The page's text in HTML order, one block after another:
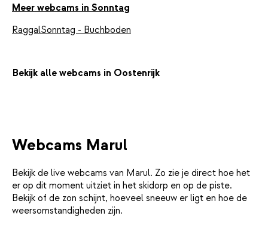
Meer webcams in Sonntag
RaggalSonntag - Buchboden
Bekijk alle webcams in Oostenrijk
Webcams Marul
Bekijk de live webcams van Marul. Zo zie je direct hoe het
er op dit moment uitziet in het skidorp en op de piste.
Bekijk of de zon schijnt, hoeveel sneeuw er ligt en hoe de
weersomstandigheden zijn.